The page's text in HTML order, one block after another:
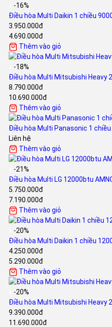
-16%
Điều hòa Multi Daikin 1 chiều
3.950.000đ
4.690.000đ
Thêm vào giỏ
-18%
Điều hòa Multi Mitsubishi Heavy
8.790.000đ
10.690.000đ
Thêm vào giỏ
Điều hòa Multi Panasonic 1
Liên hệ
Thêm vào giỏ
-21%
Điều hòa Multi LG 12000btu
5.750.000đ
7.190.000đ
Thêm vào giỏ
-20%
Điều hòa Multi Daikin 1 chiều
4.250.000đ
5.290.000đ
Thêm vào giỏ
-20%
Điều hòa Multi Mitsubishi Heavy
9.390.000đ
11.690.000đ